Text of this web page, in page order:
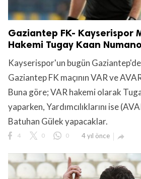
Gaziantep FK- Kayserispor
Hakemi Tugay Kaan
Kayserispor'un bugün
Gaziantep FK maçının VAR ve
Buna göre; VAR hakemi olarak
yaparken, Yardımcılıklarını ise
Batuhan Gülek yapacaklar.
4 0 0 4 yıl önce 